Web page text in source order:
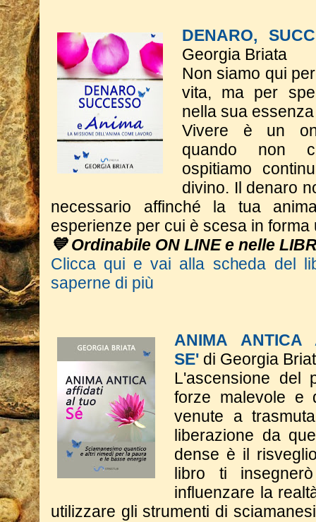
DENARO,
Georgia Briata
Non siamo qui
vita, ma per
nella sua
Vivere è un
quando non
ospitiamo
divino. Il denaro
necessario affinché la tua
esperienze per cui è scesa in
💙 Ordinabile ON LINE e nelle
Clicca qui e vai alla scheda del
saperne di più
ANIMA ANTICA
SE' di Georgia
L'ascensione del
forze malevole e
venute a
liberazione da
dense è il
libro ti
influenzare la
utilizzare gli strumenti di